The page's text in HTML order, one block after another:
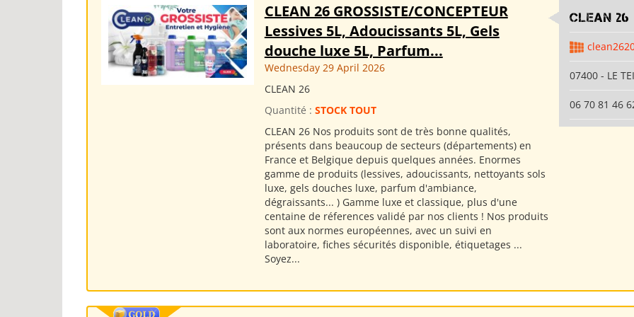
CLEAN 26 GROSSISTE/CONCEPTEUR
Lessives 5L, Adoucissants 5L, Gels
douche luxe 5L, Parfum...
Wednesday 29 April 2026
CLEAN 26
Quantité : STOCK TOUT
CLEAN 26 Nos produits sont de très bonne qualités,
présents dans beaucoup de secteurs (départements) en
France et Belgique depuis quelques années. Enormes
gamme de produits (lessives, adoucissants, nettoyants sols
luxe, gels douches luxe, parfum d'ambiance,
dégraissants... ) Gamme luxe et classique, plus d'une
centaine de réferences validé par nos clients ! Nos produits
sont aux normes européennes, avec un suivi en
laboratoire, fiches sécurités disponible, étiquetages ...
Soyez...
clean 26
07400 - LE
06 70 81 46